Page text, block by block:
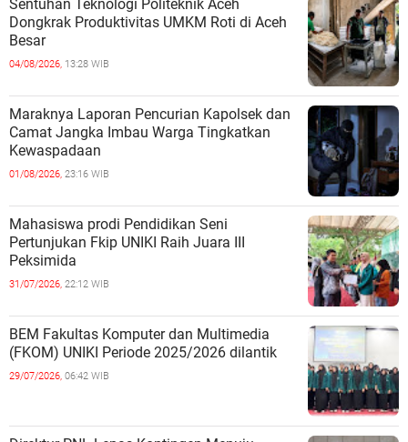
Sentuhan Teknologi Politeknik Aceh
Dongkrak Produktivitas UMKM Roti di Aceh
Besar
04/08/2026, 13:28 WIB
Maraknya Laporan Pencurian Kapolsek dan
Camat Jangka Imbau Warga Tingkatkan
Kewaspadaan
01/08/2026, 23:16 WIB
Mahasiswa prodi Pendidikan Seni
Pertunjukan Fkip UNIKI Raih Juara III
Peksimida
31/07/2026, 22:12 WIB
BEM Fakultas Komputer dan Multimedia
(FKOM) UNIKI Periode 2025/2026 dilantik
29/07/2026, 06:42 WIB